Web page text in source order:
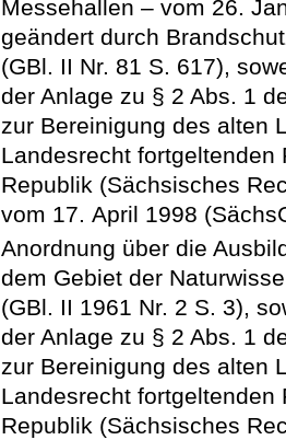
Messehallen – vom 26.
geändert durch
(GBl. II Nr. 81 S. 617),
der Anlage zu § 2 Abs. 1
zur Bereinigung des alten
Landesrecht fortgeltenden
Republik (Sächsisches
vom 17. April 1998
Anordnung über die
dem Gebiet der
(GBl. II 1961 Nr. 2 S. 3),
der Anlage zu § 2 Abs. 1
zur Bereinigung des alten
Landesrecht fortgeltenden
Republik (Sächsisches